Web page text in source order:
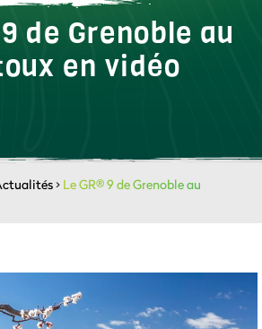
de Grenoble au
en vidéo
> Le GR® 9 de Grenoble au